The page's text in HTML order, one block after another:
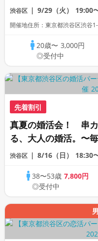
心者向けリーグ戦★｜
サークル☆ルールスタ
渋谷区 9/29（火） 19:00
開催地住所：東京都渋谷区渋谷
20歳〜 3,000円
◎受付中
先着割引
真夏の婚活会！ 串
る、大人の婚活。〜
ベント〜
渋谷区 8/16（日） 18:30
38〜53歳7,800円
◎受付中